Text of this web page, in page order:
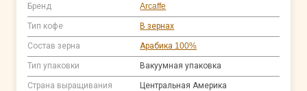
Бренд Arcaffe
Тип кофе В зернах
Состав зерна Арабика 100%
Тип упаковки Вакуумная упаковка
Страна выращивания Центральная Америка